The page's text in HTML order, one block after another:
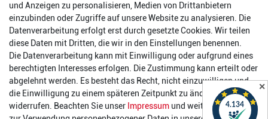
0 26 63/ 9 68 69 37
Öffnungszeiten
14:00 - 17:00 Uhr
Dienstag:
14:00 - 17:00 Uhr
Mittwoch:
14:00 - 17:00 Uhr
Donnerstag:
14:00 - 17:00 Uhr
14:00 - 19:00 Uhr
und Anzeigen zu personalisieren, Medien von Drittanbietern
einzubinden oder Zugriffe auf unsere Website zu analysieren. Die
Datenverarbeitung erfolgt erst durch gesetzte Cookies. Wir teilen
diese Daten mit Dritten, die wir in den Einstellungen benennen.
Die Datenverarbeitung kann mit Einwilligung oder aufgrund eines
berechtigten Interesses erfolgen. Die Zustimmung kann erteilt oder
abgelehnt werden. Es besteht das Recht, nicht einzuwilligen und
die Einwilligung zu einem späteren Zeitpunkt zu ändern oder zu
widerrufen. Beachten Sie unser Impressum und weitere Hinweise
✕